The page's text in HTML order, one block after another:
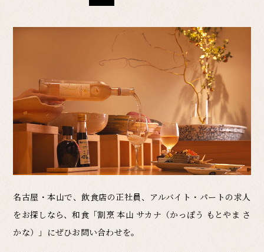
名古屋・本山で、飲食店の正社員、アルバイト・パートの求人
をお探しなら、和食「割烹 本山 サカナ（かっぽう もとやま さ
かな）」にぜひお問い合わせを。